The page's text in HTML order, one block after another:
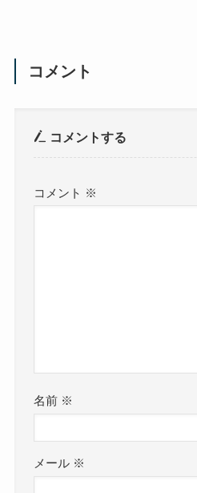
コメント
コメントする
コメント ※
名前 ※
メール ※